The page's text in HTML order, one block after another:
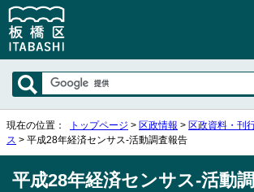
現在の位置： トップページ > 区政情報 > 区政資料・刊
ス > 平成28年経済センサス‐活動調査報告
平成28年経済センサス‐活動